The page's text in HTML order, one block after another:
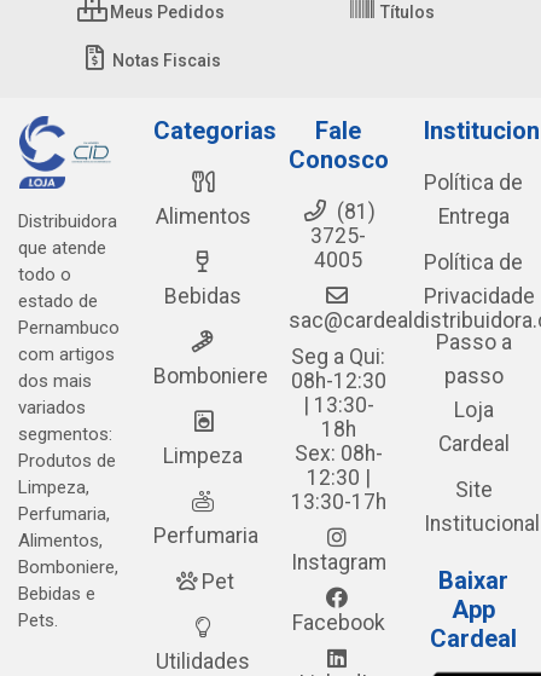
Meus Pedidos Títulos
Notas Fiscais
Distribuidora
que atende
todo o
estado de
Pernambuco
com artigos
dos mais
variados
segmentos:
Produtos de
Limpeza,
Perfumaria,
Alimentos,
Bomboniere,
Bebidas e
Pets.
Categorias
Alimentos
Bebidas
Bomboniere
Limpeza
Perfumaria
Pet
Utilidades
Fale
Conosco
(81)
3725-
4005
Seg a Qui:
08h-12:30
| 13:30-
18h
Sex: 08h-
12:30 |
13:30-17h
Instagram
Facebook
Política de
Entrega
Política de
Privacidade
Passo a
passo
Loja
Cardeal
Site
Institucional
Baixar
App
Cardeal